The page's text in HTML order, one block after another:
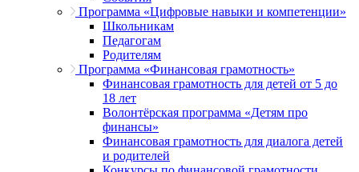
Программа «Цифровые навыки и компетенции»
Школьникам
Педагогам
Родителям
Программа «Финансовая грамотность»
Финансовая грамотность для детей от 5 до
18 лет
Волонтёрская программа «Детям про
финансы»
Финансовая грамотность для диалога детей
и родителей